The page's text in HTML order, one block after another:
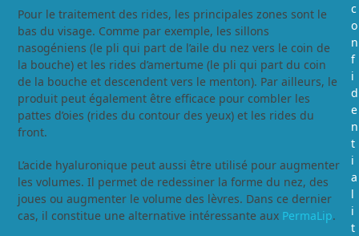
Pour le traitement des rides, les principales zones sont le
bas du visage. Comme par exemple, les sillons
nasogéniens (le pli qui part de l’aile du nez vers le coin de
la bouche) et les rides d’amertume (le pli qui part du coin
de la bouche et descendent vers le menton). Par ailleurs, le
produit peut également être efficace pour combler les
pattes d’oies (rides du contour des yeux) et les rides du
front.
L’acide hyaluronique peut aussi être utilisé pour augmenter
les volumes. Il permet de redessiner la forme du nez, des
joues ou augmenter le volume des lèvres. Dans ce dernier
cas, il constitue une alternative intéressante aux PermaLip.
c
o
n
f
i
d
e
n
t
i
a
l
i
t